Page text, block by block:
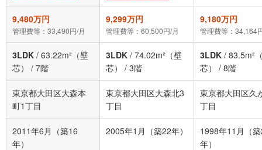
9,480万円
管理費等：33,490円/月
9,299万円
管理費等：60,500円/月
9,180万円
管理費等：34,164
3LDK / 63.22m²（壁
芯）
/ 7階
3LDK / 74.02m²（壁
芯）
/ 3階
3LDK / 83.5m²
芯）
/ 8階
東京都大田区大森本
町1丁目
東京都大田区大森北3
丁目
東京都大田区久
丁目
2011年6月（築16
年）
2005年1月（築22年）
1998年11月（
年）